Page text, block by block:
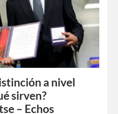
a nivel
sirven?
– Echos